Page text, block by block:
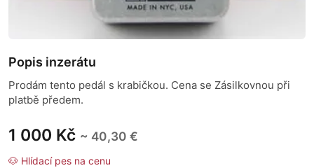
1 000 Kč ~ 40,30 €
🐶 Hlídací pes na cenu
Popis inzerátu
Prodám tento pedál s krabičkou. Cena se Zásilkovnou při
platbě předem.